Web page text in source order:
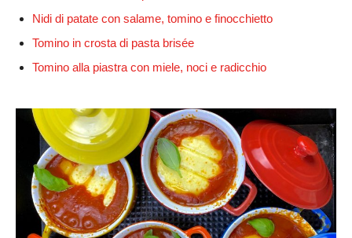
Nidi di patate con salame, tomino e finocchietto
Tomino in crosta di pasta brisée
Tomino alla piastra con miele, noci e radicchio